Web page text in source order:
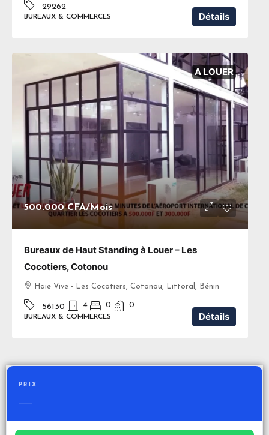
29262
BUREAUX & COMMERCES Détails
A LOUER
500.000 CFA/Mois
Bureaux de Haut Standing à Louer – Les
Cocotiers, Cotonou
Haie Vive - Les Cocotiers, Cotonou, Littoral, Bénin
56130 4 0 0
BUREAUX & COMMERCES Détails
PRIX
—